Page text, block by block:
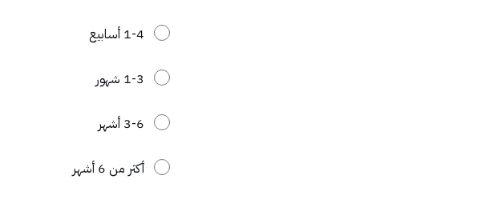
1-4 أسابيع
1-3 شهور
3-6 أشهر
أكثر من 6 أشهر